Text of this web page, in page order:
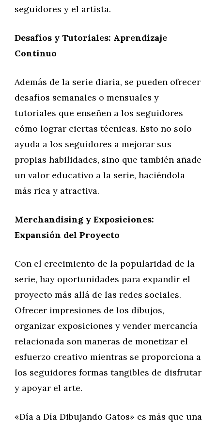
seguidores y el artista.
Desafíos y Tutoriales: Aprendizaje
Continuo
Además de la serie diaria, se pueden ofrecer
desafíos semanales o mensuales y
tutoriales que enseñen a los seguidores
cómo lograr ciertas técnicas. Esto no solo
ayuda a los seguidores a mejorar sus
propias habilidades, sino que también añade
un valor educativo a la serie, haciéndola
más rica y atractiva.
Merchandising y Exposiciones:
Expansión del Proyecto
Con el crecimiento de la popularidad de la
serie, hay oportunidades para expandir el
proyecto más allá de las redes sociales.
Ofrecer impresiones de los dibujos,
organizar exposiciones y vender mercancía
relacionada son maneras de monetizar el
esfuerzo creativo mientras se proporciona a
los seguidores formas tangibles de disfrutar
y apoyar el arte.
«Día a Día Dibujando Gatos» es más que una